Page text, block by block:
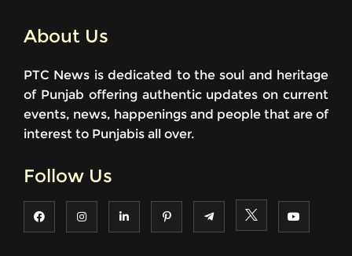
About Us
PTC News is dedicated to the soul and heritage
of Punjab offering authentic updates on current
events, news, happenings and people that are of
interest to Punjabis all over.
Follow Us